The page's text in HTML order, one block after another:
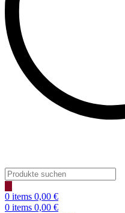
Products
search
0 items 0,00 €
0 items 0,00 €